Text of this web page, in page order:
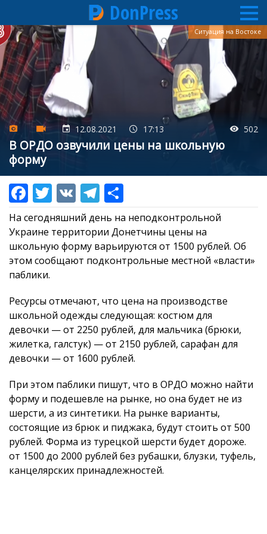
Перейти
к
основному
содержанию
DonPress
12.08.2021 17:13 502
В ОРДО озвучили цены на школьную
форму
Ситуация на Востоке
На сегодняшний день на неподконтрольной
Украине территории Донетчины цены на
школьную форму варьируются от 1500 рублей. Об
этом сообщают подконтрольные местной «власти»
паблики.
Ресурсы отмечают, что цена на производстве
школьной одежды следующая: костюм для
девочки — от 2250 рублей, для мальчика (брюки,
жилетка, галстук) — от 2150 рублей, сарафан для
девочки — от 1600 рублей.
При этом паблики пишут, что в ОРДО можно найти
форму и подешевле на рынке, но она будет не из
шерсти, а из синтетики. На рынке варианты,
состоящие из брюк и пиджака, будут стоить от 500
рублей. Форма из турецкой шерсти будет дороже.
от 1500 до 2000 рублей без рубашки, блузки, туфель,
канцелярских принадлежностей.